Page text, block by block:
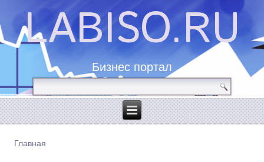
LABISO.RU
Бизнес портал
ВЫ ЗДЕСЬ
Главная